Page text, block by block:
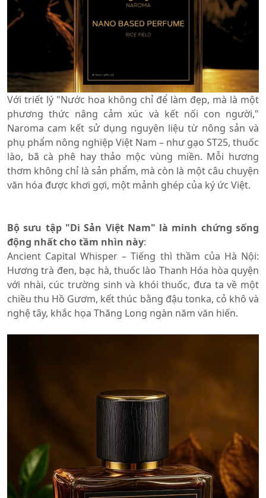
Với triết lý "Nước hoa không chỉ để làm đẹp, mà là một
phương thức nâng cảm xúc và kết nối con người,"
Naroma cam kết sử dụng nguyên liệu từ nông sản và
phụ phẩm nông nghiệp Việt Nam – như gạo ST25, thuốc
lào, bã cà phê hay thảo mộc vùng miền. Mỗi hương
thơm không chỉ là sản phẩm, mà còn là một câu chuyện
văn hóa được khơi gợi, một mảnh ghép của ký ức Việt.
Bộ sưu tập "Di Sản Việt Nam" là minh chứng sống
động nhất cho tầm nhìn này:
Ancient Capital Whisper – Tiếng thì thầm của Hà Nội:
Hương trà đen, bạc hà, thuốc lào Thanh Hóa hòa quyện
với nhài, cúc trường sinh và khói thuốc, đưa ta về một
chiều thu Hồ Gươm, kết thúc bằng đậu tonka, cỏ khô và
nghệ tây, khắc họa Thăng Long ngàn năm văn hiến.